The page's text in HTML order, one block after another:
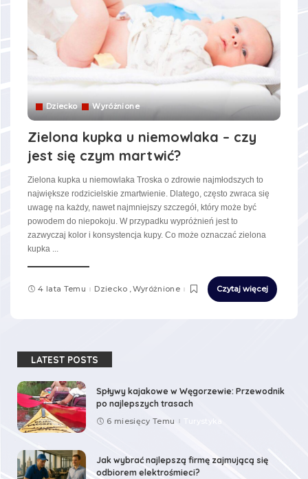
Dziecko Wyróżnione
Zielona kupka u niemowlaka – czy
jest się czym martwić?
Zielona kupka u niemowlaka Troska o zdrowie najmłodszych to
największe rodzicielskie zmartwienie. Dlatego, często zwraca się
uwagę na każdy, nawet najmniejszy szczegół, który może być
powodem do niepokoju. W przypadku wypróżnień jest to
zazwyczaj kolor i konsystencja kupy. Co może oznaczać zielona
kupka ...
4 lata Temu Dziecko Wyróżnione Czytaj więcej
LATEST POSTS
Spływy kajakowe w Węgorzewie: Przewodnik
po najlepszych trasach
6 miesięcy Temu
Jak wybrać najlepszą firmę zajmującą się
odbiorem elektrośmieci?